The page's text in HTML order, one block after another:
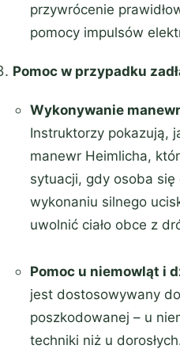
przywrócenie
pomocy impulsów
Pomoc w przypadku
Wykonywanie
Instruktorzy pokazują,
manewr Heimlicha,
sytuacji, gdy osoba się
wykonaniu silnego
uwolnić ciało obce z
Pomoc u niemowląt i
jest dostosowywany
poszkodowanej – u
techniki niż u